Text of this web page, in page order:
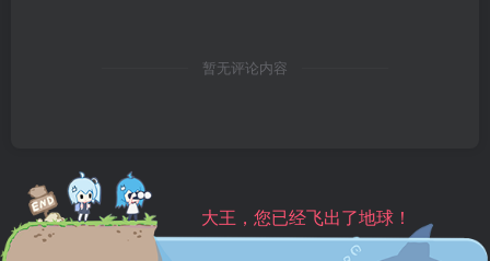
暂无评论内容
大王，您已经飞出了地球！